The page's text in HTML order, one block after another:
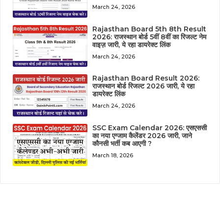
March 24, 2026
Rajasthan Board 5th 8th Result
2026: राजस्थान बोर्ड 5वीं 8वीं का रिजल्ट नेम
वाइज़ जारी, ये रहा डायरेक्ट लिंक
March 24, 2026
Rajasthan Board Result 2026:
राजस्थान बोर्ड रिजल्ट 2026 जारी, ये रहा
डायरेक्ट लिंक
March 24, 2026
SSC Exam Calendar 2026: एसएससी
का नया एग्जाम कैलेंडर 2026 जारी, जाने
कौनसी भर्ती कब आएगी ?
March 18, 2026